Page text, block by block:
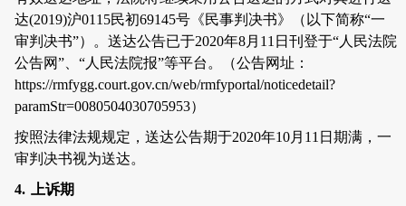
达(2019)沪0115民初69145号《民事判决书》（以下简称“一
审判决书”）。送达公告已于2020年8月 11 日刊登于“人民法院
公告网” “人民法院报”等平台。
（公告网址：
https://rmfygg.court.gov.cn/web/rmfyportal/noticedetail?
paramStr=0080504030705953）
按照法律法规规定，送达公告期于2020年10月 11 日期满，一
审判决书视为送达。
4.
上诉期